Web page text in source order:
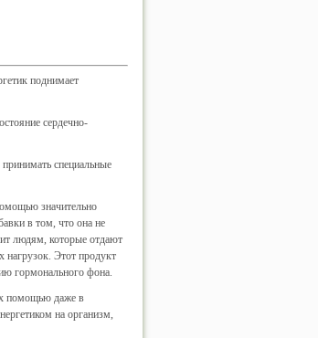
поднимает
сердечно-
специальные
значительно
в том, что она не
людям, которые отдают
нагрузок. Этот продукт
гормонального фона.
помощью даже в
на организм,